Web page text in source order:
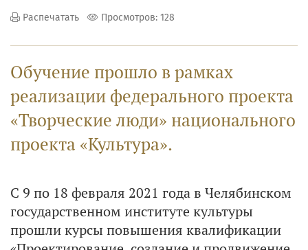
Распечатать Просмотров: 128
Обучение прошло в рамках
реализации федерального проекта
«Творческие люди» национального
проекта «Культура».
С 9 по 18 февраля 2021 года в Челябинском
государственном институте культуры
прошли курсы повышения квалификации